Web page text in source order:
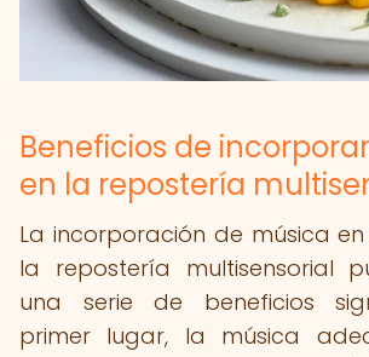
Beneficios de
en la repostería
La incorporación de música
la repostería multisensorial
una serie de beneficios
primer lugar, la música